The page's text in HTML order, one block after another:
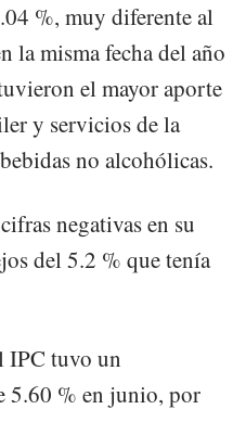
%, muy diferente al
la misma fecha del año
el mayor aporte
y servicios de la
no alcohólicas.
negativas en su
del 5.2 % que tenía
IPC tuvo un
5.60 % en junio, por